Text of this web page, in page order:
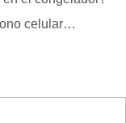
celular